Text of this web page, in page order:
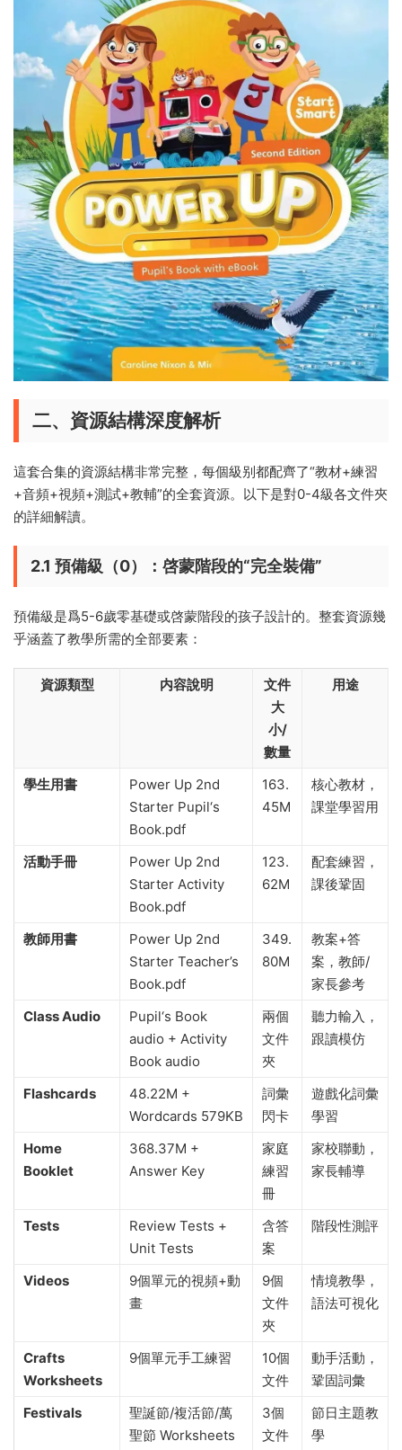
二、資源結構深度解析
這套合集的資源結構非常完整，每個級别都配齊了“教材+練習
+音頻+視頻+測試+教輔”的全套資源。以下是對0-4級各文件夾
的詳細解讀。
2.1 預備級（0）：啓蒙階段的“完全裝備”
預備級是爲5-6歲零基礎或啓蒙階段的孩子設計的。整套資源幾
乎涵蓋了教學所需的全部要素：
資源類型 内容說明
文件
大
小/
數量
用途
學生用書
Power Up 2nd
Starter Pupil‘s
Book.pdf
163.
45M
核心教材，
課堂學習用
活動手冊
Power Up 2nd
Starter Activity
Book.pdf
123.
62M
配套練習，
課後鞏固
教師用書
Power Up 2nd
Starter Teacher’s
Book.pdf
349.
80M
教案+答
案，教師/
家長參考
Class Audio
Pupil‘s Book
audio + Activity
Book audio
兩個
文件
夾
聽力輸入，
跟讀模仿
Flashcards
48.22M +
Wordcards 579KB
詞彙
閃卡
遊戲化詞彙
學習
Home
Booklet
368.37M +
Answer Key
家庭
練習
冊
家校聯動，
家長輔導
Tests
Review Tests +
Unit Tests
含答
案
階段性測評
Videos
9個單元的視頻+動
畫
9個
文件
夾
情境教學，
語法可視化
Crafts
Worksheets
9個單元手工練習
10個
文件
動手活動，
鞏固詞彙
Festivals
聖誕節/複活節/萬
聖節 Worksheets
3個
文件
節日主題教
學